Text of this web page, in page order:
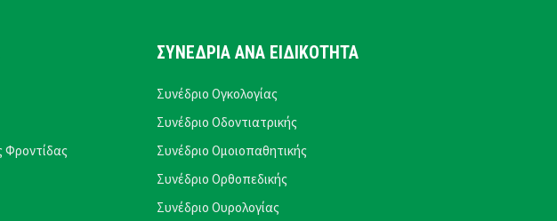
Φροντίδας
ΣΥΝΕΔΡΙΑ ΑΝΑ ΕΙΔΙΚΟΤΗΤΑ
Συνέδριο Ογκολογίας
Συνέδριο Οδοντιατρικής
Συνέδριο Ομοιοπαθητικής
Συνέδριο Ορθοπεδικής
Συνέδριο Ουρολογίας